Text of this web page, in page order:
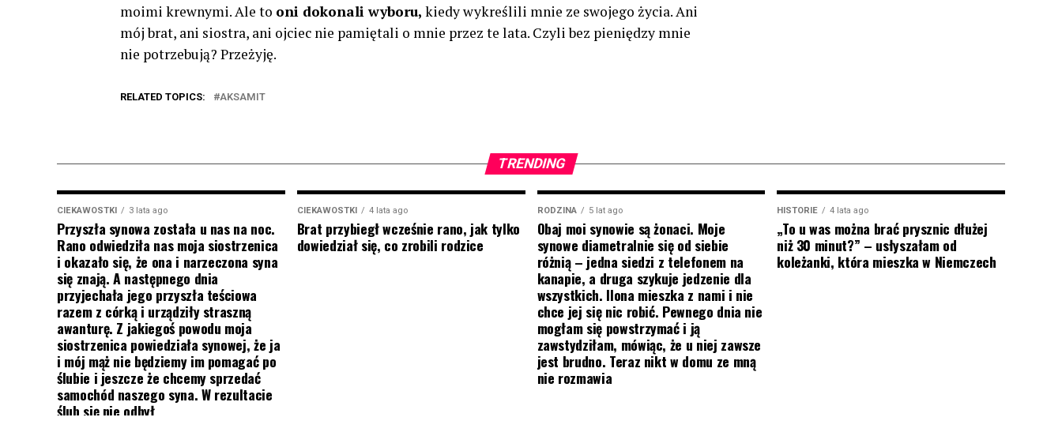
moimi krewnymi. Ale to oni dokonali wyboru, kiedy wykreślili mnie ze swojego życia. Ani
mój brat, ani siostra, ani ojciec nie pamiętali o mnie przez te lata. Czyli bez pieniędzy mnie
nie potrzebują? Przeżyję.
RELATED TOPICS: AKSAMIT
TRENDING
CIEKAWOSTKI 3 lata ago
Przyszła synowa została u nas na noc.
Rano odwiedziła nas moja siostrzenica
i okazało się, że ona i narzeczona syna
się znają. A następnego dnia
przyjechała jego przyszła teściowa
razem z córką i urządziły straszną
awanturę. Z jakiegoś powodu moja
siostrzenica powiedziała synowej, że ja
i mój mąż nie będziemy im pomagać po
ślubie i jeszcze że chcemy sprzedać
samochód naszego syna. W rezultacie
ślub się nie odbył
CIEKAWOSTKI 4 lata ago
Brat przybiegł wcześnie rano, jak tylko
dowiedział się, co zrobili rodzice
RODZINA 5 lat ago
Obaj moi synowie są żonaci. Moje
synowe diametralnie się od siebie
różnią – jedna siedzi z telefonem na
kanapie, a druga szykuje jedzenie dla
wszystkich. Ilona mieszka z nami i nie
chce jej się nic robić. Pewnego dnia nie
mogłam się powstrzymać i ją
zawstydziłam, mówiąc, że u niej zawsze
jest brudno. Teraz nikt w domu ze mną
nie rozmawia
HISTORIE 4 lata ago
„To u was można brać prysznic dłużej
niż 30 minut?” – usłyszałam od
koleżanki, która mieszka w Niemczech